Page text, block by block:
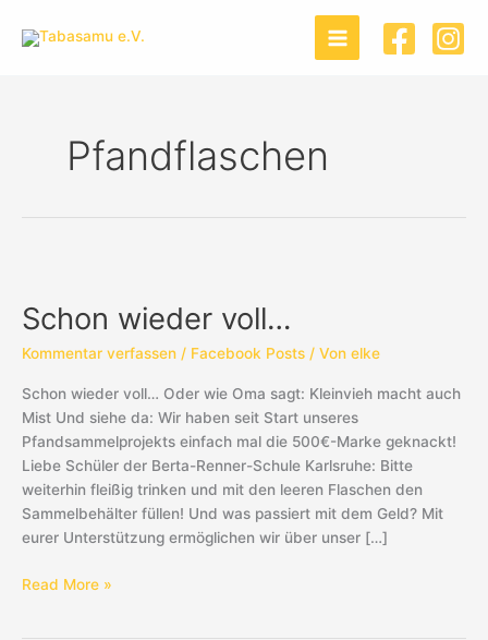
Inhalt
Pfandflaschen
Schon wieder voll…
Kommentar verfassen / Facebook Posts / Von elke
Schon wieder voll… Oder wie Oma sagt: Kleinvieh macht auch
Mist Und siehe da: Wir haben seit Start unseres
Pfandsammelprojekts einfach mal die 500€-Marke geknackt!
Liebe Schüler der Berta-Renner-Schule Karlsruhe: Bitte
weiterhin fleißig trinken und mit den leeren Flaschen den
Sammelbehälter füllen! Und was passiert mit dem Geld? Mit
eurer Unterstützung ermöglichen wir über unser […]
voll…
Read More »